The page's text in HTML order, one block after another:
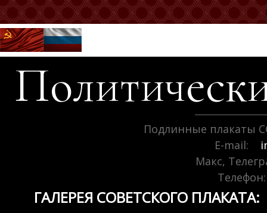
Подлинные плакаты
E-mail:
Макс,
Телефон:
ГАЛЕРЕЯ СОВЕТСКОГО ПЛАКАТА: